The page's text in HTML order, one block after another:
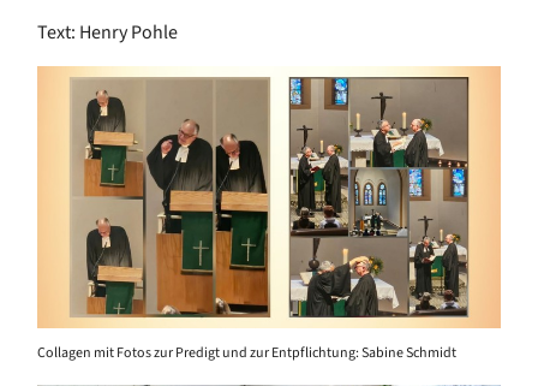
Text: Henry Pohle
Collagen mit Fotos zur Predigt und zur Entpflichtung: Sabine Schmidt